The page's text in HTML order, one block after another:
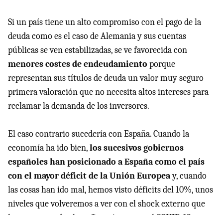
Si un país tiene un alto compromiso con el pago de la
deuda como es el caso de Alemania y sus cuentas
públicas se ven estabilizadas, se ve favorecida con
menores costes de endeudamiento porque
representan sus títulos de deuda un valor muy seguro
primera valoración que no necesita altos intereses para
reclamar la demanda de los inversores.
El caso contrario sucedería con España. Cuando la
economía ha ido bien,los sucesivos gobiernos
españoles han posicionado a España como el país
con el mayor déficit de la Unión Europeay, cuando
las cosas han ido mal, hemos visto déficits del 10%, unos
niveles que volveremos a ver con el shock externo que